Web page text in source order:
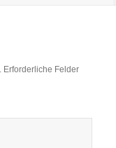
Erforderliche Felder